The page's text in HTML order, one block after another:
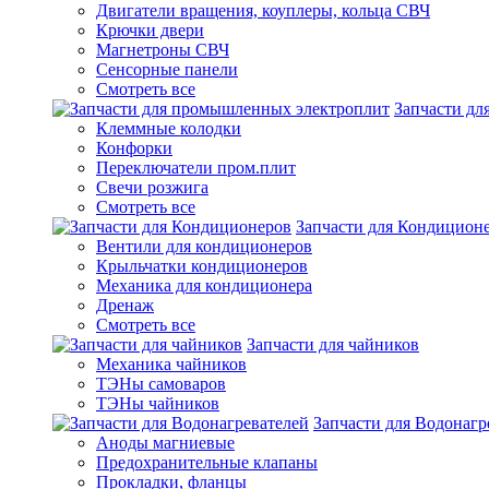
Двигатели вращения, коуплеры, кольца СВЧ
Крючки двери
Магнетроны СВЧ
Сенсорные панели
Смотреть все
Запчасти
Клеммные колодки
Конфорки
Переключатели пром.плит
Свечи розжига
Смотреть все
Запчасти для
Вентили для кондиционеров
Крыльчатки кондиционеров
Механика для кондиционера
Дренаж
Смотреть все
Запчасти для чайников
Механика чайников
ТЭНы самоваров
ТЭНы чайников
Запчасти для
Аноды магниевые
Предохранительные клапаны
Прокладки, фланцы